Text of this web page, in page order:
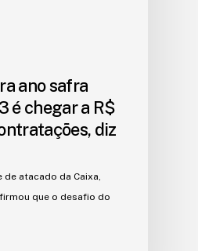
ano safra
é chegar a R$
diz
atacado da Caixa,
que o desafio do